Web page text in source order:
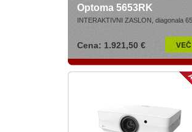
Optoma 5653RK
INTERAKTIVNI ZASLON, diagonala
Cena: 1.921,50 €